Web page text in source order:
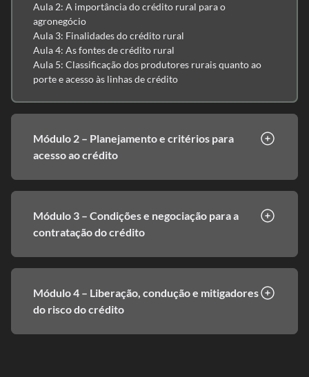
Aula 2: A importância do crédito rural para o
agronegócio
Aula 3: Finalidades do crédito rural
Aula 4: As fontes de crédito rural
Aula 5: Classificação dos produtores rurais quanto ao
porte e acesso às linhas de crédito
Módulo 2 – Planejamento e critérios para
acesso ao crédito
Módulo 3 – Condições e negociação para a
contratação do crédito
Módulo 4 – Liberação, condução e mitigadores
do risco do crédito